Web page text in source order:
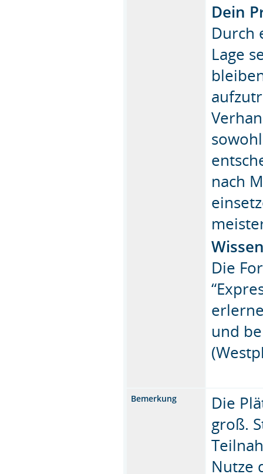
Dein
Durch
Lage
nach
Die
und
Bemerkung
Die
groß.
Nutze